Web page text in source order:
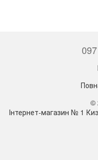
©
Інтернет-магазин № 1